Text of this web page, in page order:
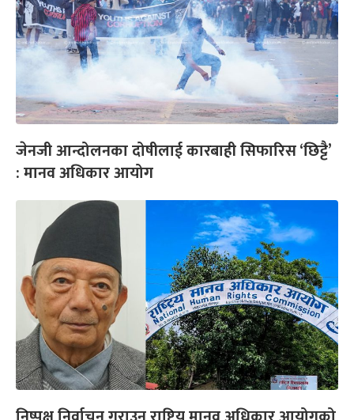
जेनजी आन्दोलनका दोषीलाई कारबाही सिफारिस ‘छिट्टै’
: मानव अधिकार आयोग